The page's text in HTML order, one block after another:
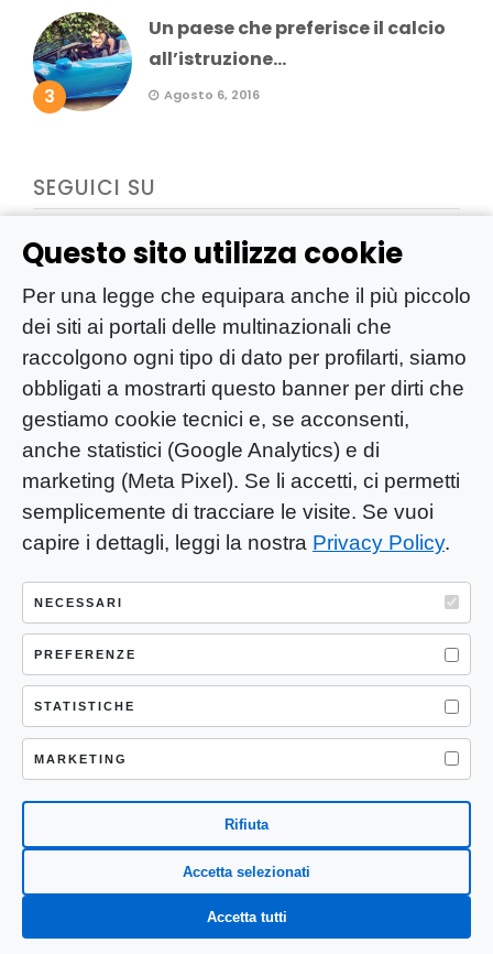
Questo sito utilizza cookie
Per una legge che equipara anche il più piccolo
dei siti ai portali delle multinazionali che
raccolgono ogni tipo di dato per profilarti, siamo
obbligati a mostrarti questo banner per dirti che
gestiamo cookie tecnici e, se acconsenti,
anche statistici (Google Analytics) e di
marketing (Meta Pixel). Se li accetti, ci permetti
semplicemente di tracciare le visite. Se vuoi
capire i dettagli, leggi la nostra Privacy Policy.
NECESSARI
PREFERENZE
STATISTICHE
MARKETING
Rifiuta
Accetta selezionati
Accetta tutti
3
Un paese che preferisce il calcio
all’istruzione...
Agosto 6, 2016
SEGUICI SU
YOU-ng Slow Journalism è una testata
giornalistica di proprietà di Mastino S.R.L.
Registrazione presso Trib. Santa Maria
Capua Vetere (CE) n° 900 del 31/01/2025 |
ISSN 3103-4683
P.IVA: 04755530617
Sede Legale: CASERTA – VIA LORENZO MARIA
NERONI 11 CAP 81100